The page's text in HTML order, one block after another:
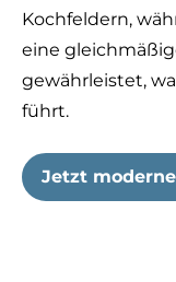
Kochfeldern,
eine
gewährleistet,
führt.
Jetzt